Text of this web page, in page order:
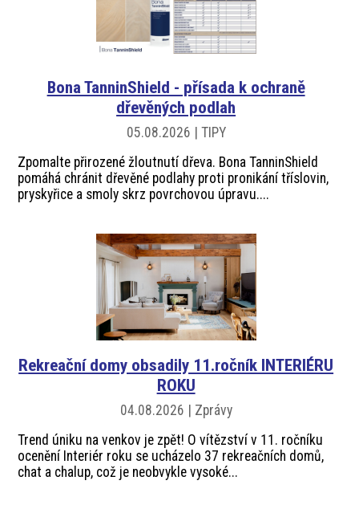
Bona TanninShield - přísada k ochraně
dřevěných podlah
05.08.2026 | TIPY
Zpomalte přirozené žloutnutí dřeva. Bona TanninShield
pomáhá chránit dřevěné podlahy proti pronikání tříslovin,
pryskyřice a smoly skrz povrchovou úpravu....
Rekreační domy obsadily 11.ročník INTERIÉRU
ROKU
04.08.2026 | Zprávy
Trend úniku na venkov je zpět! O vítězství v 11. ročníku
ocenění Interiér roku se ucházelo 37 rekreačních domů,
chat a chalup, což je neobvykle vysoké...